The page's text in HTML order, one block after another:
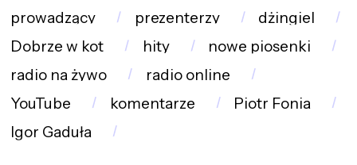
prowadzący
prezenterzy
dżingiel
Dobrze w kot
hity
nowe piosenki
radio na żywo
radio online
YouTube
komentarze
Piotr Fonia
Igor Gaduła